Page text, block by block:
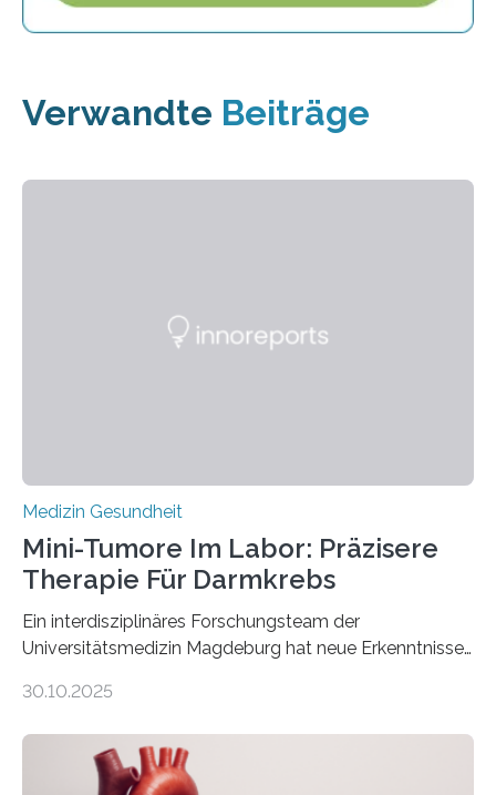
Verwandte Beiträge
Medizin Gesundheit
Mini-Tumore Im Labor: Präzisere
Therapie Für Darmkrebs
Ein interdisziplinäres Forschungsteam der
Universitätsmedizin Magdeburg hat neue Erkenntnisse
behandelt werden kann. In ihrer aktuellen Studie,
Oncology, zeigen die Forschenden, dass Mini-Tumore
aus Gewebe von Patientinnen und Patienten –
30.10.2025